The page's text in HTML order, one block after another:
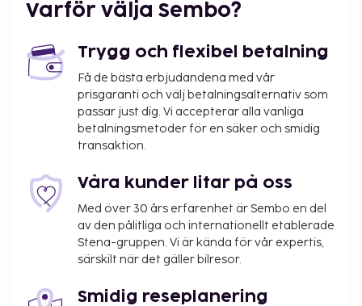
Varför välja Sembo?
Trygg och flexibel betalning
Få de bästa erbjudandena med vår
prisgaranti och välj betalningsalternativ som
passar just dig. Vi accepterar alla vanliga
betalningsmetoder för en säker och smidig
transaktion.
Våra kunder litar på oss
Med över 30 års erfarenhet är Sembo en del
av den pålitliga och internationellt etablerade
Stena-gruppen. Vi är kända för vår expertis,
särskilt när det gäller bilresor.
Smidig reseplanering